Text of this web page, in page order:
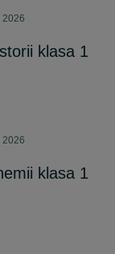
2026
klasa 1
2026
klasa 1